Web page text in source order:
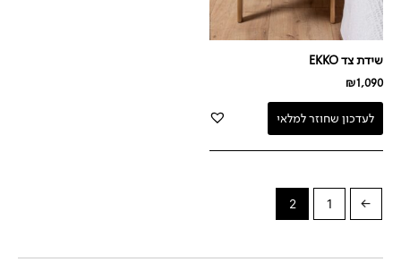
שידת צד EKKO
₪1,090
לעדכון שחוזר למלאי
→
1
2